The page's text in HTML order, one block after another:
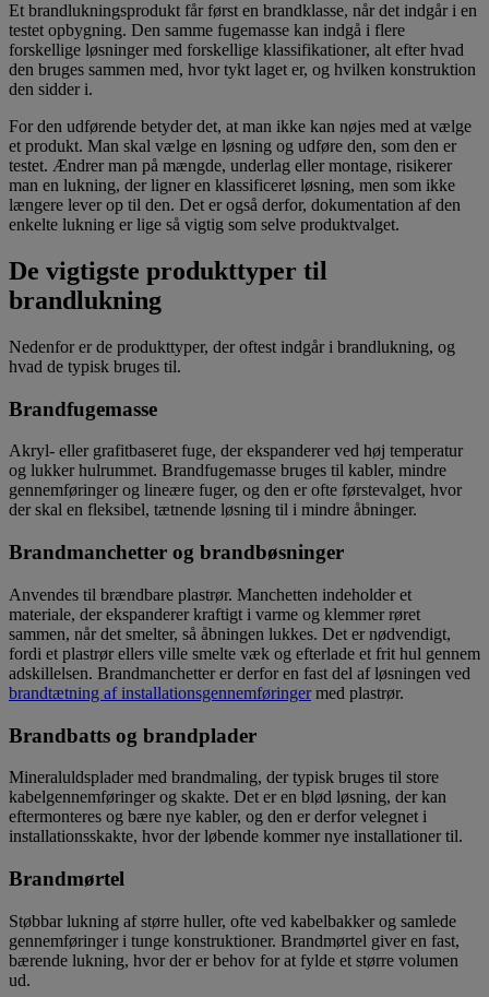
Et brandlukningsprodukt får først en brandklasse, når det indgår i en
testet opbygning. Den samme fugemasse kan indgå i flere
forskellige løsninger med forskellige klassifikationer, alt efter hvad
den bruges sammen med, hvor tykt laget er, og hvilken konstruktion
den sidder i.
For den udførende betyder det, at man ikke kan nøjes med at vælge
et produkt. Man skal vælge en løsning og udføre den, som den er
testet. Ændrer man på mængde, underlag eller montage, risikerer
man en lukning, der ligner en klassificeret løsning, men som ikke
længere lever op til den. Det er også derfor, dokumentation af den
enkelte lukning er lige så vigtig som selve produktvalget.
De vigtigste produkttyper til
brandlukning
Nedenfor er de produkttyper, der oftest indgår i brandlukning, og
hvad de typisk bruges til.
Brandfugemasse
Akryl- eller grafitbaseret fuge, der ekspanderer ved høj temperatur
og lukker hulrummet. Brandfugemasse bruges til kabler, mindre
gennemføringer og lineære fuger, og den er ofte førstevalget, hvor
der skal en fleksibel, tætnende løsning til i mindre åbninger.
Brandmanchetter og brandbøsninger
Anvendes til brændbare plastrør. Manchetten indeholder et
materiale, der ekspanderer kraftigt i varme og klemmer røret
sammen, når det smelter, så åbningen lukkes. Det er nødvendigt,
fordi et plastrør ellers ville smelte væk og efterlade et frit hul gennem
adskillelsen. Brandmanchetter er derfor en fast del af løsningen ved
brandtætning af installationsgennemføringer med plastrør.
Brandbatts og brandplader
Mineraluldsplader med brandmaling, der typisk bruges til store
kabelgennemføringer og skakte. Det er en blød løsning, der kan
eftermonteres og bære nye kabler, og den er derfor velegnet i
installationsskakte, hvor der løbende kommer nye installationer til.
Brandmørtel
Støbbar lukning af større huller, ofte ved kabelbakker og samlede
gennemføringer i tunge konstruktioner. Brandmørtel giver en fast,
bærende lukning, hvor der er behov for at fylde et større volumen
ud.